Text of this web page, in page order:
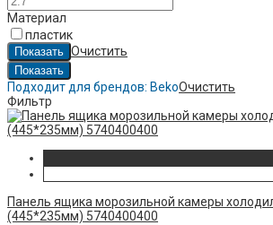
Материал
пластик
Очистить
Подходит для брендов: BekoОчистить
Фильтр
Панель ящика морозильной камеры
(445*235мм) 5740400400